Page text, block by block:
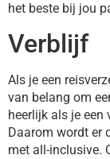
het beste bij jou
Verblijf
Als je een
van belang om
heerlijk als je een
Daarom wordt er
met all-inclusive.